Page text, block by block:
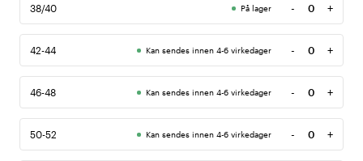
38/40 På lager -
Antall
+
42-44 Kan sendes innen 4-6 virkedager -
Antall
+
46-48 Kan sendes innen 4-6 virkedager -
Antall
+
50-52 Kan sendes innen 4-6 virkedager -
Antall
+